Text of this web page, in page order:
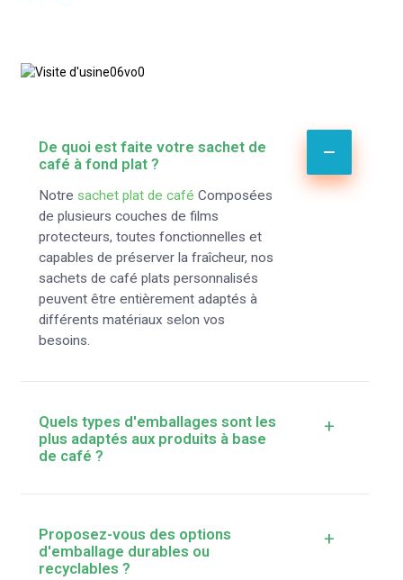
De quoi est faite votre sachet de
café à fond plat ?
Notre sachet plat de café Composées
de plusieurs couches de films
protecteurs, toutes fonctionnelles et
capables de préserver la fraîcheur, nos
sachets de café plats personnalisés
peuvent être entièrement adaptés à
différents matériaux selon vos
besoins.
Quels types d'emballages sont les
plus adaptés aux produits à base
de café ?
+
Proposez-vous des options
d'emballage durables ou
recyclables ?
+